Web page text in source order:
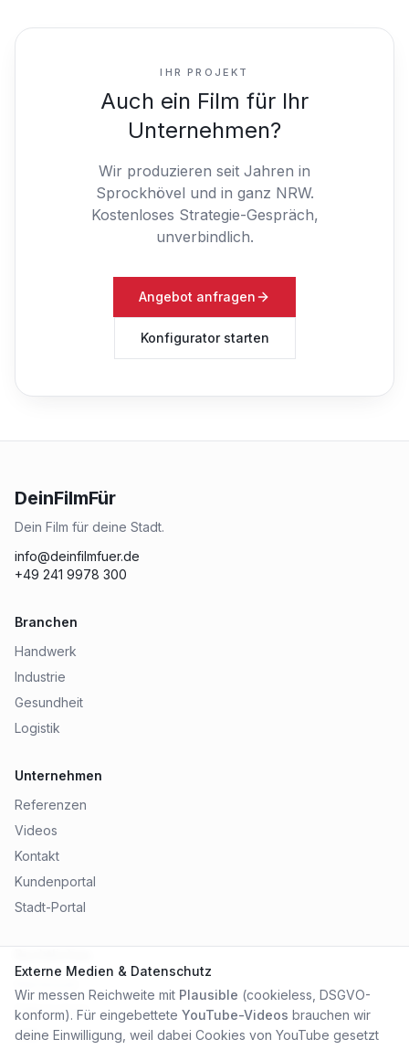
IHR PROJEKT
Auch ein Film für Ihr
Unternehmen?
Wir produzieren seit Jahren in
Sprockhövel und in ganz NRW.
Kostenloses Strategie-Gespräch,
unverbindlich.
Angebot anfragen
Konfigurator starten
DeinFilmFür
Dein Film für deine Stadt.
info@deinfilmfuer.de
+49 241 9978 300
Branchen
Handwerk
Industrie
Gesundheit
Logistik
Unternehmen
Referenzen
Videos
Kontakt
Kundenportal
Stadt-Portal
Datenschutz
AGB
Externe Medien & Datenschutz
Wir messen Reichweite mit Plausible (cookieless, DSGVO-
konform). Für eingebettete YouTube-Videos brauchen wir
deine Einwilligung, weil dabei Cookies von YouTube gesetzt